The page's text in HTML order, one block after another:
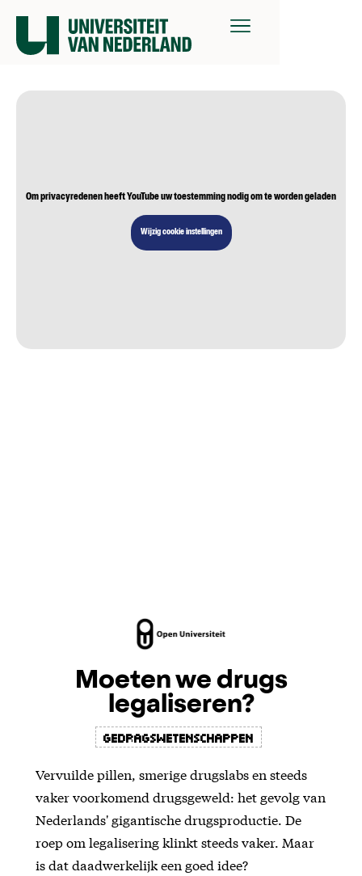
Om privacyredenen heeft YouTube uw toestemming nodig om te worden geladen
Wijzig cookie instellingen
Moeten we drugs
legaliseren?
Gedragswetenschappen
Vervuilde pillen, smerige drugslabs en steeds
vaker voorkomend drugsgeweld: het gevolg van
Nederlands' gigantische drugsproductie. De
roep om legalisering klinkt steeds vaker. Maar
is dat daadwerkelijk een goed idee?